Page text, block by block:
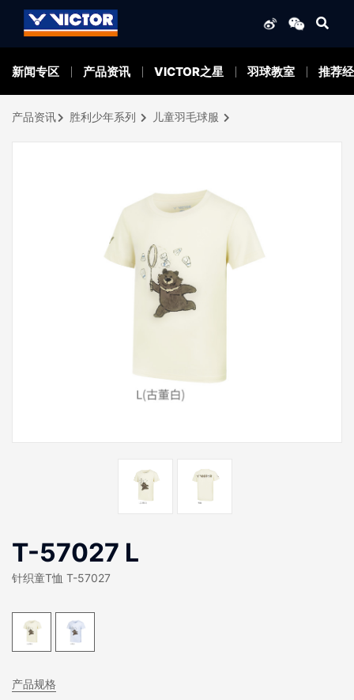
新闻专区 产品资讯 VICTOR之星 羽球教室 推荐
产品资讯 胜利少年系列 儿童羽毛球服
T-57027 L
针织童T恤 T-57027
产品规格